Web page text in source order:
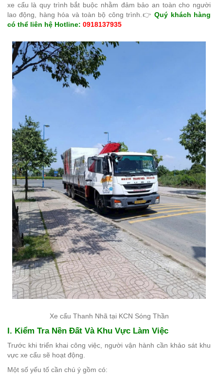
xe cẩu là quy trình bắt buộc nhằm đảm bảo an toàn cho người
lao động, hàng hóa và toàn bộ công trình.👉Quý khách hàng
có thể liên hệ Hotline: 0918137935
Xe cẩu Thanh Nhã tại KCN Sóng Thần
I. Kiểm Tra Nền Đất Và Khu Vực Làm Việc
Trước khi triển khai công việc, người vận hành cần khảo sát khu
vực xe cẩu sẽ hoạt động.
Một số yếu tố cần chú ý gồm có: